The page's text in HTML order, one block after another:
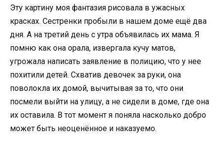
Эту картину моя фантазия рисовала в ужасных
красках. Сестренки пробыли в нашем доме ещё два
дня. А на третий день с утра объявилась их мама. Я
помню как она орала, извергала кучу матов,
угрожала написать заявление в полицию, что у нее
похитили детей. Схватив девочек за руки, она
поволокла их домой, вычитывая за то, что они
посмели выйти на улицу, а не сидели в доме, где она
их оставила. В тот момент я поняла насколько добро
может быть неоценённое и наказуемо.